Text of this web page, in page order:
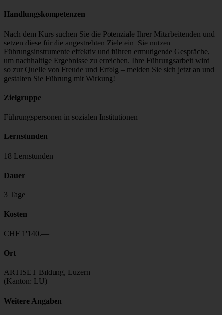
Handlungskompetenzen
Nach dem Kurs suchen Sie die Potenziale Ihrer Mitarbeitenden und
setzen diese für die angestrebten Ziele ein. Sie nutzen
Führungsinstrumente effektiv und führen ermutigende Gespräche,
um nachhaltige Ergebnisse zu erreichen. Ihre Führungsarbeit wird
so zur Quelle von Freude und Erfolg – melden Sie sich jetzt an und
gestalten Sie Führung mit Wirkung!
Zielgruppe
Führungspersonen in sozialen Institutionen
Lernstunden
18 Lernstunden
Dauer
3 Tage
Kosten
CHF 1'140.—
Ort
ARTISET Bildung, Luzern
(Kanton: LU)
Weitere Angaben